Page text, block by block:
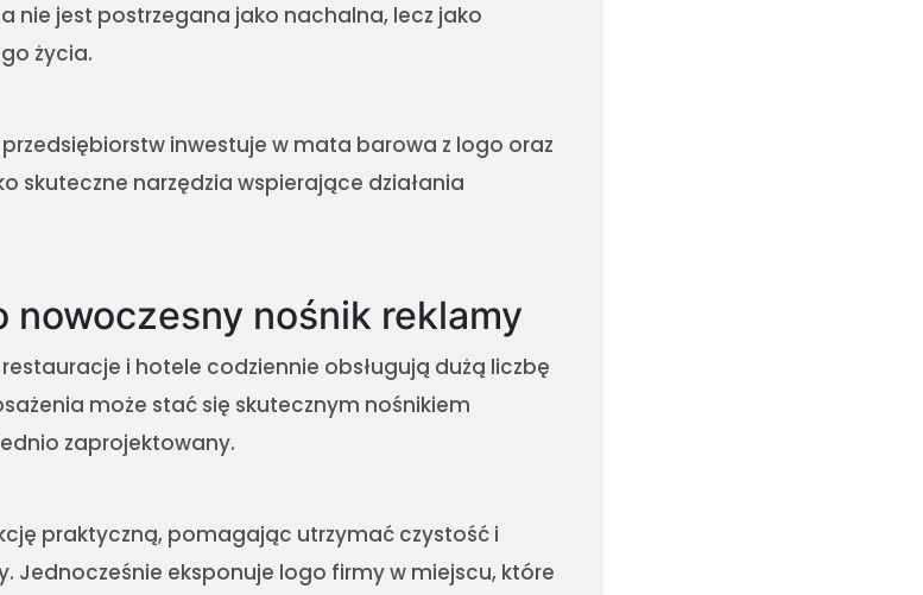
nie jest postrzegana jako nachalna, lecz jako
życia.
inwestuje w mata barowa z logo oraz
skuteczne narzędzia wspierające działania
nowoczesny nośnik reklamy
i hotele codziennie obsługują dużą liczbę
może stać się skutecznym nośnikiem
zaprojektowany.
praktyczną, pomagając utrzymać czystość i
Jednocześnie eksponuje logo firmy w miejscu, które